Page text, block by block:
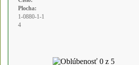
Plocha:
1-0880-1-1
4